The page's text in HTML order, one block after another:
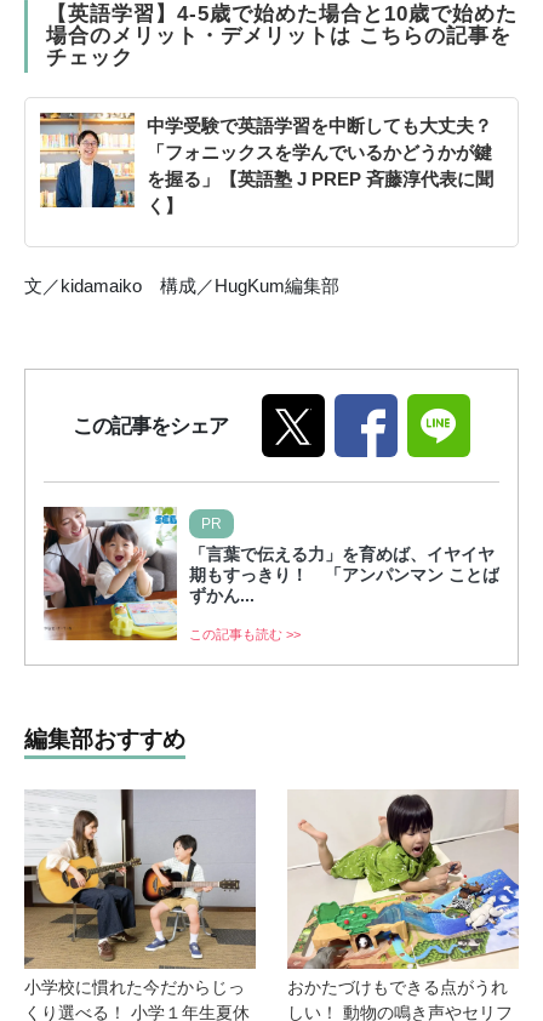
【英語学習】4‐5歳で始めた場合と10歳で始めた
場合のメリット・デメリットは こちらの記事を
チェック
中学受験で英語学習を中断しても大丈夫？
「フォニックスを学んでいるかどうかが鍵
を握る」【英語塾 J PREP 斉藤淳代表に聞
く】
文／kidamaiko 構成／HugKum編集部
この記事をシェア
PR
「言葉で伝える力」を育めば、イヤイヤ
期もすっきり！ 「アンパンマン ことば
ずかん...
この記事も読む >>
編集部おすすめ
小学校に慣れた今だからじっ
くり選べる！ 小学１年生夏休
おかたづけもできる点がうれ
しい！ 動物の鳴き声やセリフ